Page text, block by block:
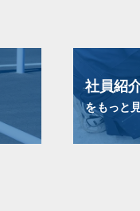
社員紹
をもっと